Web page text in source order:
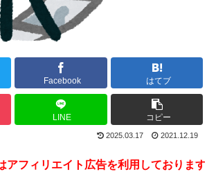
Facebook はてブ
LINE コピー
2025.03.17 2021.12.19
リエイト広告を利用しております